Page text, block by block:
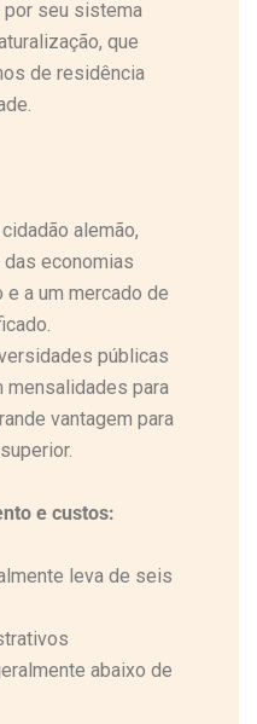
por seu sistema
que
de residência
alemão,
economias
a um mercado de
públicas
mensalidades para
vantagem para
e custos:
leva de seis
abaixo de